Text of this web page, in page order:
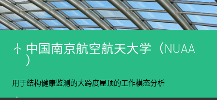
中国南京航空航天大学 （NUAA
）
用于结构健康监测的大跨度屋顶的工作模态分析